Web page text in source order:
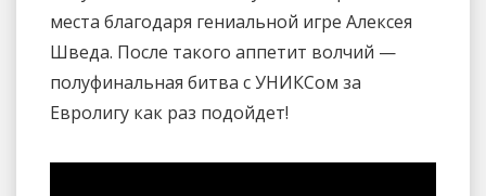
места благодаря гениальной игре Алексея
Шведа. После такого аппетит волчий —
полуфинальная битва с УНИКСом за
Евролигу как раз подойдет!